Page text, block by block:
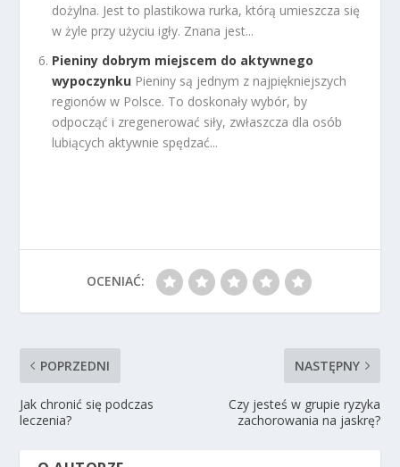
dożylna. Jest to plastikowa rurka, którą umieszcza się
w żyle przy użyciu igły. Znana jest...
Pieniny dobrym miejscem do aktywnego
wypoczynku Pieniny są jednym z najpiękniejszych
regionów w Polsce. To doskonały wybór, by
odpocząć i zregenerować siły, zwłaszcza dla osób
lubiących aktywnie spędzać...
OCENIAĆ:
POPRZEDNI
Jak chronić się podczas
leczenia?
NASTĘPNY
Czy jesteś w grupie ryzyka
zachorowania na jaskrę?